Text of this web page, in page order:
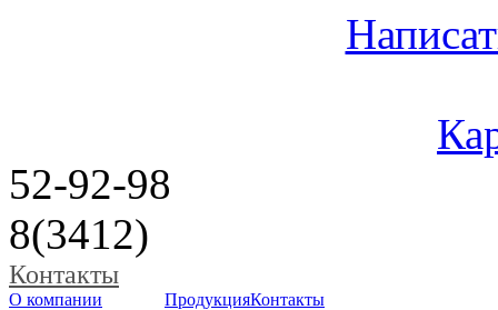
52-92-98
8(3412)
Контакты
О компании ПродукцияКонтакты